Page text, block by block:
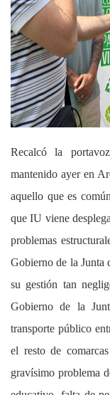
Recalcó la
mantenido ayer en
aquello que es
que IU viene
problemas
Gobierno de la Junta
su gestión tan
Gobierno de la
transporte público
el resto de
gravísimo problema